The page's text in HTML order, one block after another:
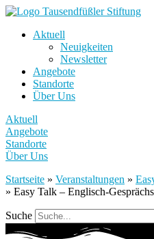
Aktuell
Neuigkeiten
Newsletter
Angebote
Standorte
Über Uns
Aktuell
Angebote
Standorte
Über Uns
Startseite » Veranstaltungen »
» Easy Talk – Englisch-
Suche